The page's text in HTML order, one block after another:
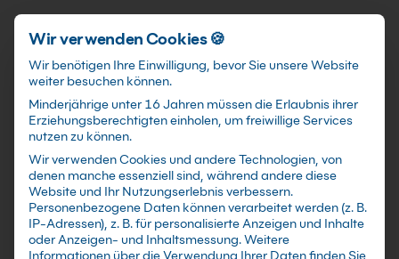
Schnellzugriff
Corporate Governance
Kurs
mit Zertifikat - Kurse zu festen Terminen sowie
Wir verwenden Cookies 🍪
Wir benötigen Ihre Einwilligung, bevor Sie unsere Website
weiter besuchen können.
Minderjährige unter 16 Jahren müssen die Erlaubnis ihrer
Erziehungsberechtigten einholen, um freiwillige Services
nutzen zu können.
Wir verwenden Cookies und andere Technologien, von
denen manche essenziell sind, während andere diese
Website und Ihr Nutzungserlebnis verbessern.
Personenbezogene Daten können verarbeitet werden (z. B.
IP-Adressen), z. B. für personalisierte Anzeigen und Inhalte
oder Anzeigen- und Inhaltsmessung.Weitere
Informationen über die Verwendung Ihrer Daten finden Sie